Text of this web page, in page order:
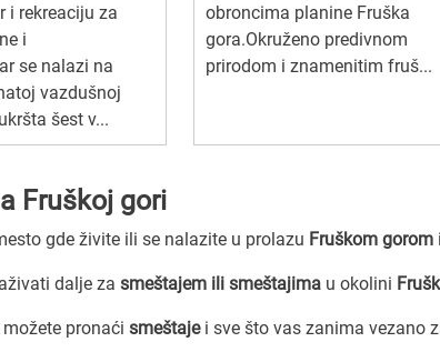
i rekreaciju za
i
se nalazi na
vazdušnoj
šest v...
obroncima planine Fruška
gora.Okruženo predivnom
prirodom i znamenitim fruš...
Fruškoj gori
gde živite ili se nalazite u prolazu Fruškom gorom
dalje za smeštajem ili smeštajima u okolini
pronaći smeštajei sve što vas zanima vezano